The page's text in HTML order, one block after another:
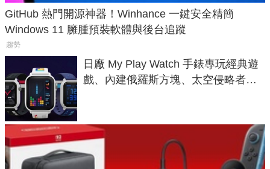
GitHub 熱門開源神器！Winhance 一鍵安全精簡
Windows 11 臃腫預裝軟體與後台追蹤
趨勢
日廠 My Play Watch 手錶專玩經典遊
戲、內建俄羅斯方塊、太空侵略者，